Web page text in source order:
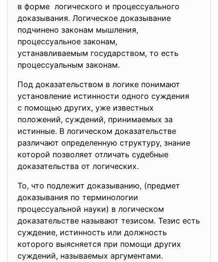
в форме логического и процессуального
доказывания. Логическое доказывание
подчинено законам мышления,
процессуальное законам,
устанавливаемым государством, то есть
процессуальным законам.
Под доказательством в логике понимают
установление истинности одного суждения
с помощью других, уже известных
положений, суждений, принимаемых за
истинные. В логическом доказательстве
различают определенную структуру, знание
которой позволяет отличать судебные
доказательства от логических.
То, что подлежит доказыванию, (предмет
доказывания по терминологии
процессуальной науки) в логическом
доказательстве называют тезисом. Тезис есть
суждение, истинность или должность
которого выясняется при помощи других
суждений, называемых аргументами.